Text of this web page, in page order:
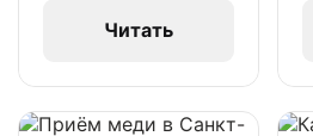
Читать